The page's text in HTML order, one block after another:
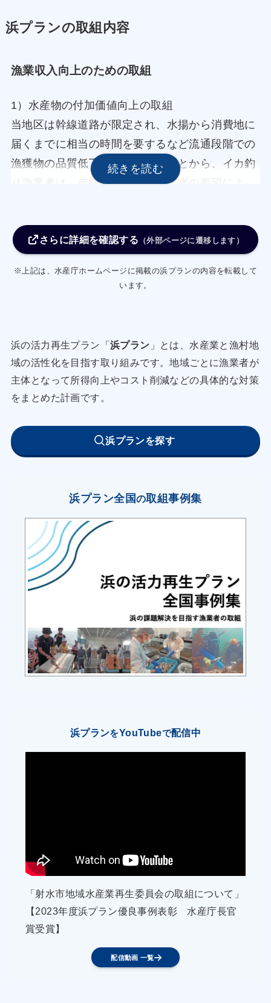
浜プランの取組内容
漁業収入向上のための取組
1）水産物の付加価値向上の取組
当地区は幹線道路が限定され、水揚から消費地に
届くまでに相当の時間を要するなど流通段階での
漁獲物の品質低下が懸念されることから、イカ釣
り漁業者は、市場や水産物取扱業者の要望によ
コテを使用して表面を平にしたのちイカを並べ、
等による高温化を防ぐためシートで覆うことによ
め、箱の底部に水抜き穴のついた発泡スチロール
箱を利用して白色化を抑制する。
また、従前の昼釣イカの漁獲物は、関東以南の主
要消費地市場入荷が漁獲後二日目朝であったた
主要消費地市場のセリに間に合わせることで、よ
り高鮮度・高品質品の出荷による魚価の向上実現
イカ活チャ器を用いたイカ類の星状神経剥離方式
漁協は、ウニや海藻類（コンブを除く）など生の
状態で長期間鮮度を維持できない水産物につい
て、これまで仲買業者を通じて他地域への出荷を
中心に進めてきたが、販路が限られ一部が荷余り
となるおそれがあること、また地元住民や近隣む
つ市住民及び観光シーズンに当地を訪れる観光客
から地元での直接販売を求める声が大きくなって
きたことから、各漁家や漁協加工場では、地元ニ
村生産物等直売所において販売することにより、
れないよう、適宜、間引きを行うなど適正な密度
管理に努めることとし、漁業資源としての有効利
用を図る。
漁村の活性化のための取組
さらに詳細を確認する （外部ページに遷移します）
※上記は、水産庁ホームページに掲載の浜プランの内容を転載して
います。
浜の活力再生プラン「浜プラン 」とは、水産業と漁村地
域の活性化を目指す取り組みです。地域ごとに漁業者が
主体となって所得向上やコスト削減などの具体的な対策
をまとめた計画です。
浜プランを探す
浜プラン全国の取組事例集
浜プランをYouTubeで配信中
「射水市地域水産業再生委員会の取組について」
【2023年度浜プラン優良事例表彰 水産庁長官
賞受賞】
配信動画 一覧